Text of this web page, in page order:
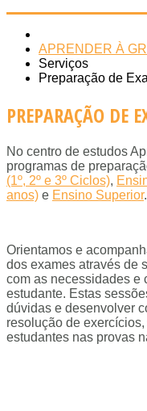
APRENDER À
Serviços
Preparação de
PREPARAÇÃO DE
No centro de estudos
programas de
(1º, 2º e 3º Ciclos),
anos) e Ensino Superior.
Orientamos e
dos exames através de
com as necessidades e
estudante. Estas
dúvidas e desenvolver
resolução de
estudantes nas provas